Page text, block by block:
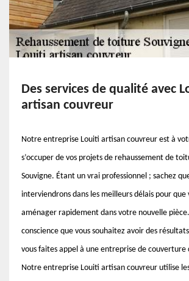
Des services de qualité avec
artisan couvreur
Notre entreprise Louiti artisan couvreur est à
s’occuper de vos projets de rehaussement de
Souvigne. Étant un vrai professionnel ; sachez
interviendrons dans les meilleurs délais pour que
aménager rapidement dans votre nouvelle
conscience que vous souhaitez avoir des
vous faites appel à une entreprise de
Notre entreprise Louiti artisan couvreur utilise